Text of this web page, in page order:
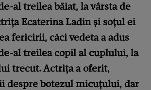
al treilea băiat, la vârsta de
Ecaterina Ladin și soțul ei
fericirii, căci vedeta a adus
al treilea copil al cuplului, la
trecut. Actrița a oferit,
despre botezul micuțului, dar